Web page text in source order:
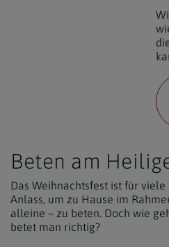
Beten am
Das Weihnachtsfest ist für
Anlass, um zu Hause im
alleine – zu beten. Doch wie
betet man richtig?